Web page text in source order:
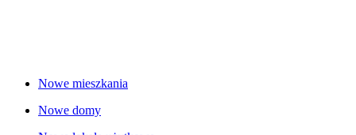
Nowe mieszkania
Nowe domy